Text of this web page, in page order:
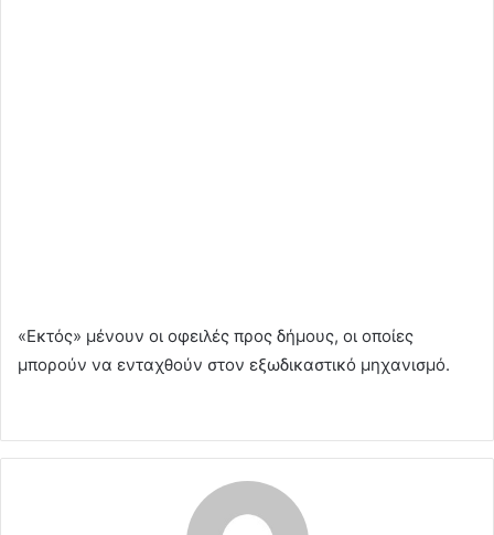
«Εκτός» μένουν οι οφειλές προς δήμους, οι οποίες
μπορούν να ενταχθούν στον εξωδικαστικό μηχανισμό.